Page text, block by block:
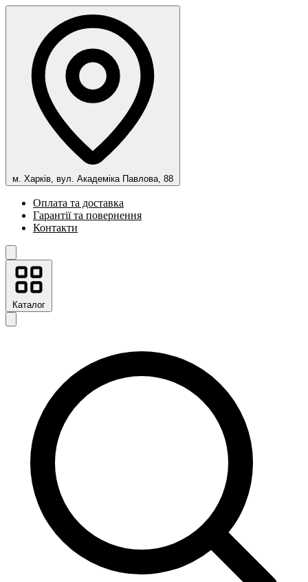
м. Харків, вул. Академіка Павлова, 88
Оплата та доставка
Гарантії та повернення
Контакти
Каталог